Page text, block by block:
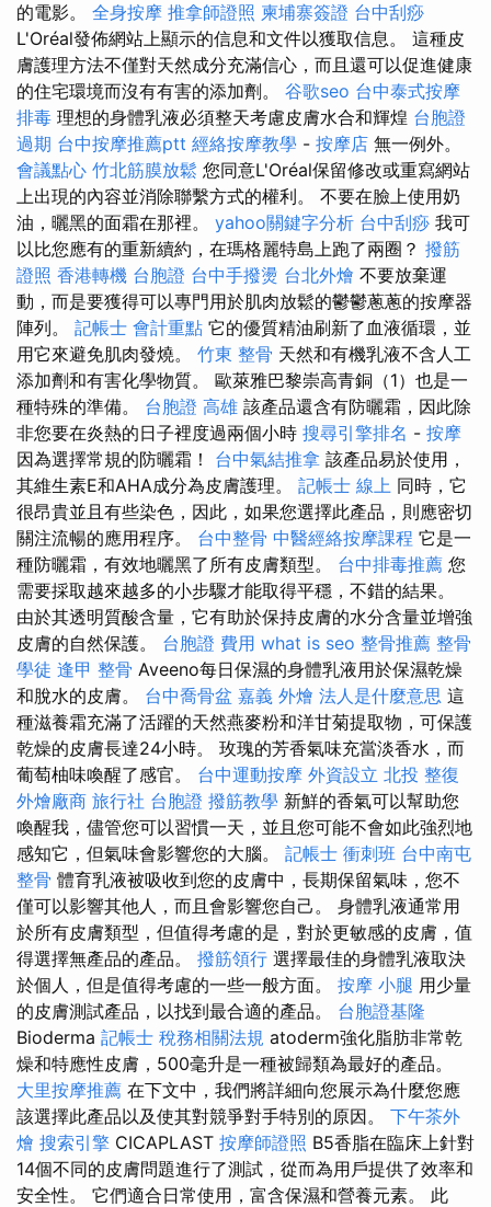
的電影。 全身按摩 推拿師證照 柬埔寨簽證 台中刮痧
L'Oréal發佈網站上顯示的信息和文件以獲取信息。 這種皮
膚護理方法不僅對天然成分充滿信心，而且還可以促進健康
的住宅環境而沒有有害的添加劑。 谷歌seo 台中泰式按摩
排毒 理想的身體乳液必須整天考慮皮膚水合和輝煌 台胞證
過期 台中按摩推薦ptt 經絡按摩教學 - 按摩店 無一例外。
會議點心 竹北筋膜放鬆 您同意L'Oréal保留修改或重寫網站
上出現的內容並消除聯繫方式的權利。 不要在臉上使用奶
油，曬黑的面霜在那裡。 yahoo關鍵字分析 台中刮痧 我可
以比您應有的重新續約，在瑪格麗特島上跑了兩圈？ 撥筋
證照 香港轉機 台胞證 台中手撥燙 台北外燴 不要放棄運
動，而是要獲得可以專門用於肌肉放鬆的鬱鬱蔥蔥的按摩器
陣列。 記帳士 會計重點 它的優質精油刷新了血液循環，並
用它來避免肌肉發燒。 竹東 整骨 天然和有機乳液不含人工
添加劑和有害化學物質。 歐萊雅巴黎崇高青銅（1）也是一
種特殊的準備。 台胞證 高雄 該產品還含有防曬霜，因此除
非您要在炎熱的日子裡度過兩個小時 搜尋引擎排名 - 按摩
因為選擇常規的防曬霜！ 台中氣結推拿 該產品易於使用，
其維生素E和AHA成分為皮膚護理。 記帳士 線上 同時，它
很昂貴並且有些染色，因此，如果您選擇此產品，則應密切
關注流暢的應用程序。 台中整骨 中醫經絡按摩課程 它是一
種防曬霜，有效地曬黑了所有皮膚類型。 台中排毒推薦 您
需要採取越來越多的小步驟才能取得平穩，不錯的結果。
由於其透明質酸含量，它有助於保持皮膚的水分含量並增強
皮膚的自然保護。 台胞證 費用 what is seo 整骨推薦 整骨
學徒 逢甲 整骨 Aveeno每日保濕的身體乳液用於保濕乾燥
和脫水的皮膚。 台中喬骨盆 嘉義 外燴 法人是什麼意思 這
種滋養霜充滿了活躍的天然燕麥粉和洋甘菊提取物，可保護
乾燥的皮膚長達24小時。 玫瑰的芳香氣味充當淡香水，而
葡萄柚味喚醒了感官。 台中運動按摩 外資設立 北投 整復
外燴廠商 旅行社 台胞證 撥筋教學 新鮮的香氣可以幫助您
喚醒我，儘管您可以習慣一天，並且您可能不會如此強烈地
感知它，但氣味會影響您的大腦。 記帳士 衝刺班 台中南屯
整骨 體育乳液被吸收到您的皮膚中，長期保留氣味，您不
僅可以影響其他人，而且會影響您自己。 身體乳液通常用
於所有皮膚類型，但值得考慮的是，對於更敏感的皮膚，值
得選擇無產品的產品。 撥筋領行 選擇最佳的身體乳液取決
於個人，但是值得考慮的一些一般方面。 按摩 小腿 用少量
的皮膚測試產品，以找到最合適的產品。 台胞證基隆
Bioderma 記帳士 稅務相關法規 atoderm強化脂肪非常乾
燥和特應性皮膚，500毫升是一種被歸類為最好的產品。
大里按摩推薦 在下文中，我們將詳細向您展示為什麼您應
該選擇此產品以及使其對競爭對手特別的原因。 下午茶外
燴 搜索引擎 CICAPLAST 按摩師證照 B5香脂在臨床上針對
14個不同的皮膚問題進行了測試，從而為用戶提供了效率和
安全性。 它們適合日常使用，富含保濕和營養元素。 此